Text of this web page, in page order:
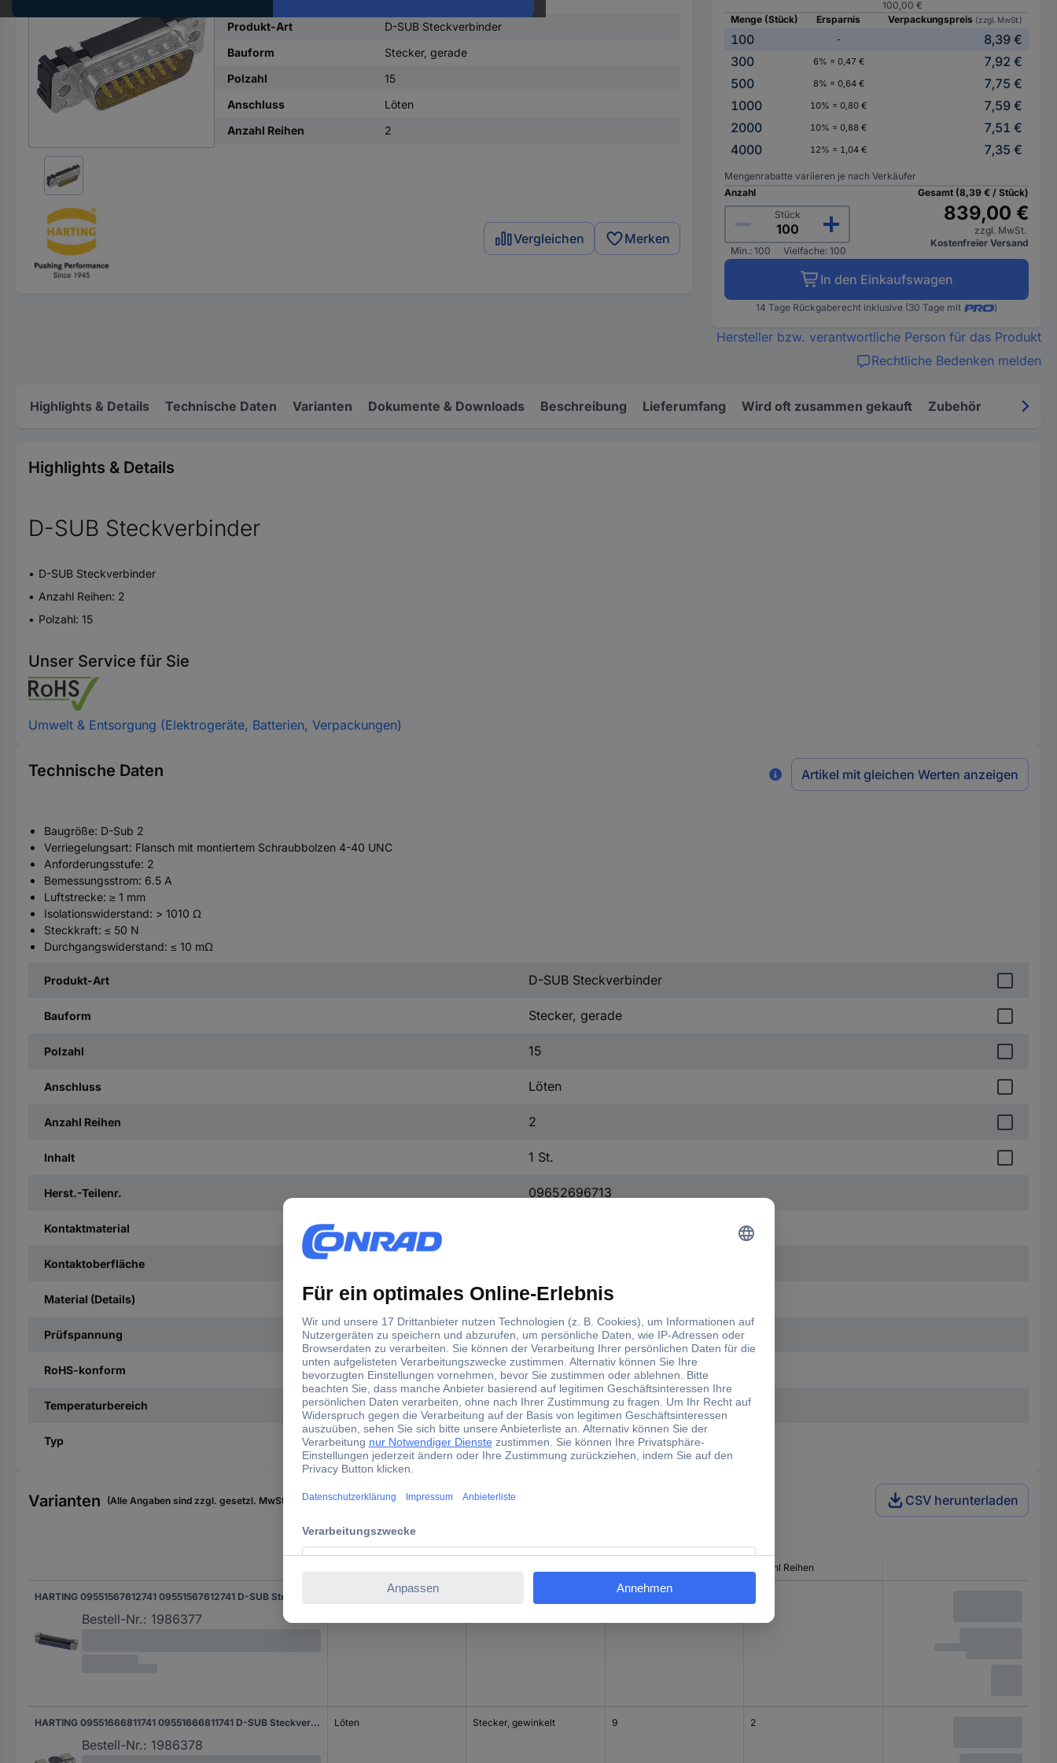
ein
Produkt-Art
D-SUB Steckverbinder
Bauform
Stecker, gerade
Polzahl
15
Anschluss
Löten
Anzahl Reihen
2
Vergleichen Merken
100,00 €
Menge (Stück)
Ersparnis Verpackungspreis (zzgl. MwSt.)
100 -
8,39 €
300
6% = 0,47 €
7,92 €
500
8% = 0,64 €
7,75 €
1000
10% = 0,80 €
7,59 €
2000
10% = 0,88 €
7,51 €
4000
12% = 1,04 € 7,35 €
Mengenrabatte variieren je nach Verkäufer
Anzahl
Stück
Min.: 100 Vielfache: 100
Gesamt (8,39 € / Stück)
839,00 €
zzgl. MwSt.
Kostenfreier Versand
In den Einkaufswagen
14 Tage Rückgaberecht inklusive (30 Tage mit )
Hersteller bzw. verantwortliche Person für das Produkt
Rechtliche Bedenken melden
Highlights & Details Technische Daten Varianten Dokumente & Downloads Beschreibung Lieferumfang Wird oft zusammen gekauft Zubehör
Highlights & Details
D-SUB Steckverbinder
D-SUB Steckverbinder
Anzahl Reihen: 2
Polzahl: 15
Unser Service für Sie
Umwelt & Entsorgung (Elektrogeräte, Batterien, Verpackungen)
Technische Daten Artikel mit gleichen Werten anzeigen
Baugröße: D-Sub 2
Verriegelungsart: Flansch mit montiertem Schraubbolzen 4-40 UNC
Anforderungsstufe: 2
Bemessungsstrom: 6.5 A
Luftstrecke: ≥ 1 mm
Isolationswiderstand: > 1010 Ω
Steckkraft: ≤ 50 N
Durchgangswiderstand: ≤ 10 mΩ
Produkt-Art D-SUB Steckverbinder
Bauform Stecker, gerade
Polzahl 15
Anschluss Löten
Anzahl Reihen 2
Inhalt 1 St.
Herst.-Teilenr. 09652696713
Kontaktmaterial
Kontaktoberfläche
Material (Details) Stahl
Prüfspannung 1 kV
RoHS-konform Ja
Temperaturbereich -55 °C bis +125 °C
Typ 09652696713
Varianten (Alle Angaben sind zzgl. gesetzl. MwSt., zzgl. Versand) CSV herunterladen
Anzahl Reihen
Bestell-Nr.: 1986377
HARTING 09551666811741 09551666811741 D-SUB Steckverbinder Polzahl: 9 Löten 1 St.
Bestell-Nr.: 1986378
Löten Stecker, gewinkelt 9 2